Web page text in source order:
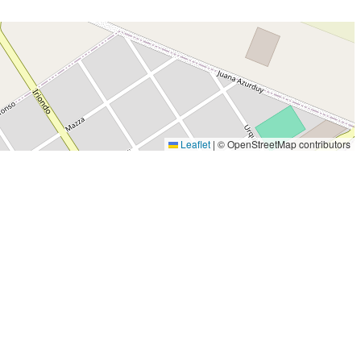
Leaflet | © OpenStreetMap contributors